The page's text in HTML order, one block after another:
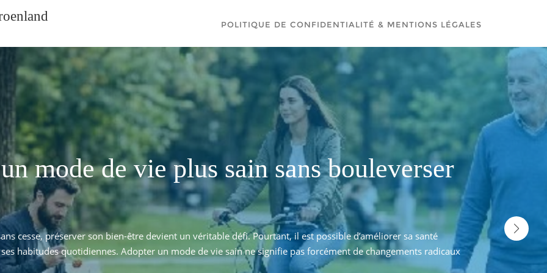
POLITIQUE DE CONFIDENTIALITÉ & MENTIONS LÉGALES
bouleverser
d’améliorer sa santé
de changements radicaux
boutique en ligne qui ravive la flamme de votre
souvent impose sa cadence trépidante et où le stress peut parfois éroder l’intimité des couples, trouver des instants de
essentiel. La boutique en ligne Libeedo s’impose comme une véritable alliée pour ceux qui souhaitent raviver la flamme de
Comment adopter un
ses habitudes
Dans un monde où le rythme de vie s'accélère sans
physique et mentale sans renverser totalement ses
ou dramatiques, mais [...]